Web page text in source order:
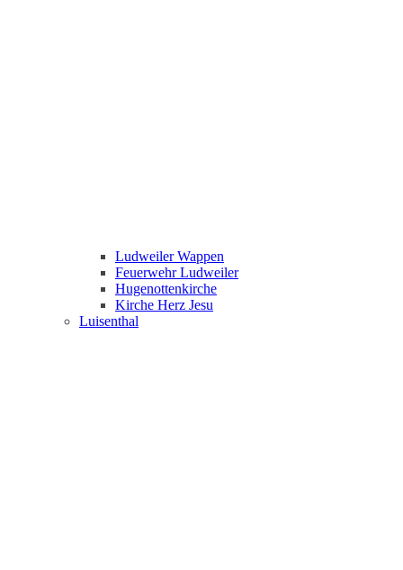
Ludweiler Wappen
Feuerwehr Ludweiler
Hugenottenkirche
Kirche Herz Jesu
Luisenthal